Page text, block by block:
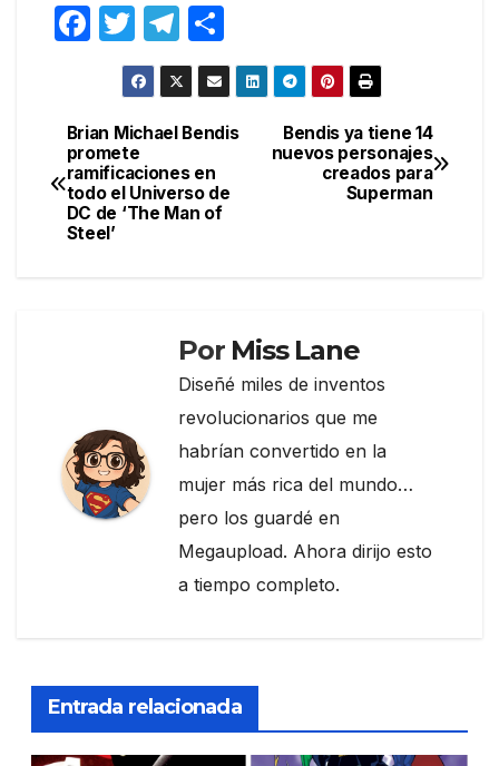
F
e
b
o
o
T
w
itt
er
T
el
e
gr
a
m
o
m
p
tir
Navegación
de
entradas
Bendis ya tiene 14
nuevos personajes
creados para
Superman
Brian Michael Bendis
promete
ramificaciones en
todo el Universo de
DC de ‘The Man of
Steel’
Por Miss Lane
Diseñé miles de inventos
revolucionarios que me
habrían convertido en la
mujer más rica del mundo…
pero los guardé en
Megaupload. Ahora dirijo esto
a tiempo completo.
Entrada relacionada